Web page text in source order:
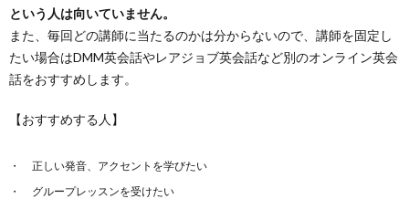
という人は向いていません。
また、毎回どの講師に当たるのかは分からないので、講師を固定し
たい場合はDMM英会話やレアジョブ英会話など別のオンライン英会
話をおすすめします。
【おすすめする人】
正しい発音、アクセントを学びたい
グループレッスンを受けたい